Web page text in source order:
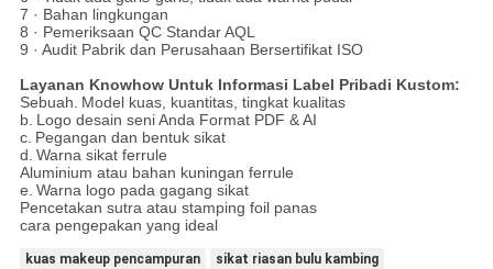
7 · Bahan lingkungan
8 · Pemeriksaan QC Standar AQL
9 · Audit Pabrik dan Perusahaan Bersertifikat ISO
Layanan Knowhow Untuk Informasi Label Pribadi Kustom:
Sebuah. Model kuas, kuantitas, tingkat kualitas
b. Logo desain seni Anda Format PDF & AI
c. Pegangan dan bentuk sikat
d. Warna sikat ferrule
Aluminium atau bahan kuningan ferrule
e. Warna logo pada gagang sikat
Pencetakan sutra atau stamping foil panas
cara pengepakan yang ideal
kuas makeup pencampuran
sikat riasan bulu kambing